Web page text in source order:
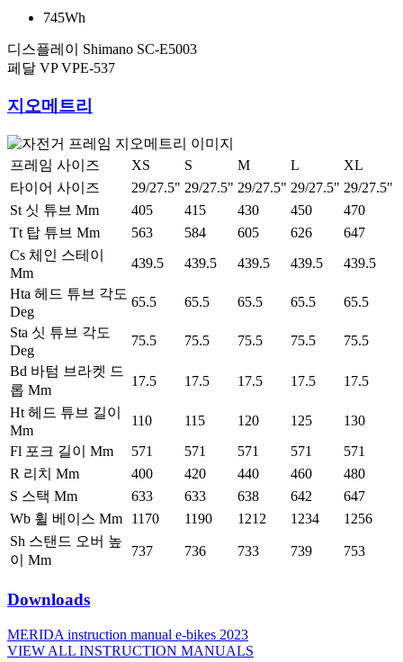
745Wh
디스플레이
Shimano SC-E5003
페달 VP VPE-537
지오메트리
프레임 사이즈 XS S M L
XL
타이어 사이즈
29/27.5" 29/27.5" 29/27.5" 29/27.5" 29/27.5"
St 싯 튜브 Mm
405 415 430 450
470
Tt 탑 튜브 Mm
563 584 605 626
647
Cs 체인 스테이
Mm
439.5 439.5 439.5 439.5
439.5
Hta 헤드 튜브 각도
Deg
65.5 65.5 65.5 65.5
65.5
Sta 싯 튜브 각도
Deg
75.5 75.5 75.5 75.5
75.5
Bd 바텀 브라켓 드
롭 Mm
17.5 17.5 17.5 17.5 17.5
Ht 헤드 튜브 길이
Mm
110 115 120 125
130
Fl 포크 길이 Mm
571 571 571 571
571
R 리치 Mm
400 420 440 460
480
S 스택 Mm
633 633 638 642
647
Wb 휠 베이스 Mm
1170 1190 1212 1234
1256
Sh 스탠드 오버 높
이 Mm
737 736 733 739 753
Downloads
MERIDA instruction manual e-bikes 2023
VIEW ALL INSTRUCTION MANUALS